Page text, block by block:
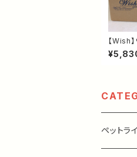
【Wish
トプレ
95kg｜
ート
ペットラ